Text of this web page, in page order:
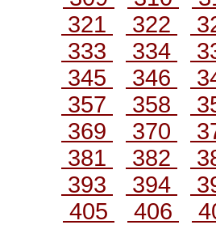
321
322
333
334
345
346
357
358
369
370
381
382
393
394
405
406